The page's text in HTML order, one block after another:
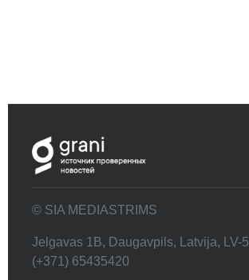
© SIA MEDIASTRIMS
Jelgavas 1B, Daugavpils, Latvija, LV-
(+371) 65435420